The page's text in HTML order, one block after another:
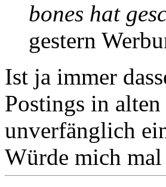
bones hat
gestern
Ist ja immer
Postings in
unverfänglich
Würde mich mal